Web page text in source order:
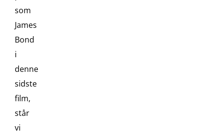
som
James
Bond
i
denne
sidste
film,
står
vi